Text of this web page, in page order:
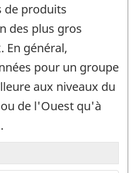
de produits
des plus gros
En général,
pour un groupe
aux niveaux du
de l'Ouest qu'à